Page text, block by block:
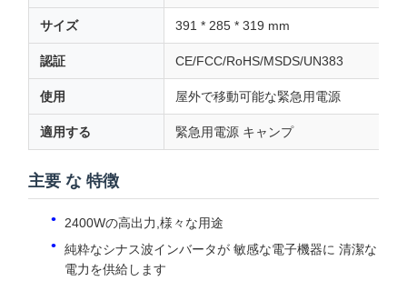
サイズ 391 * 285 * 319 mm
認証 CE/FCC/RoHS/MSDS/UN383
使用 屋外で移動可能な緊急用電源
適用する 緊急用電源 キャンプ
主要 な 特徴
2400Wの高出力,様々な用途
純粋なシナス波インバータが 敏感な電子機器に 清潔な
電力を供給します